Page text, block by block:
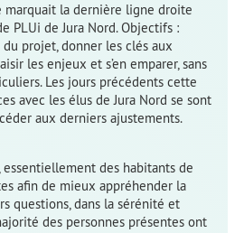
la dernière ligne droite
PLUi de Jura Nord. Objectifs :
projet, donner les clés aux
les enjeux et s’en emparer, sans
Les jours précédents cette
avec les élus de Jura Nord se sont
aux derniers ajustements.
des habitants de
afin de mieux appréhender la
questions, dans la sérénité et
des personnes présentes ont